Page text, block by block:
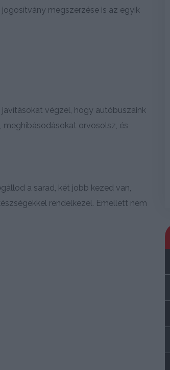
megszerzése is az egyik
végzel, hogy autóbuszaink
orvosolsz, és
a sarad, két jobb kezed van,
rendelkezel. Emellett nem